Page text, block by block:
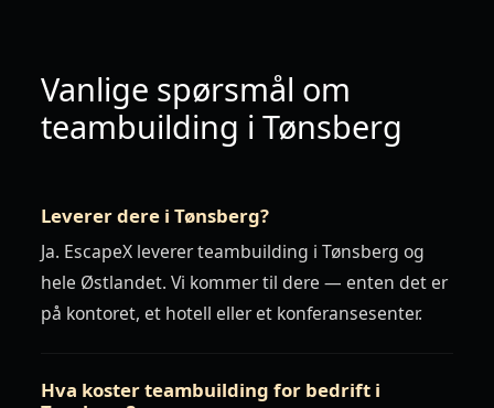
Vanlige spørsmål om
teambuilding i Tønsberg
Leverer dere i Tønsberg?
Ja. EscapeX leverer teambuilding i Tønsberg og
hele Østlandet. Vi kommer til dere — enten det er
på kontoret, et hotell eller et konferansesenter.
Hva koster teambuilding for bedrift i